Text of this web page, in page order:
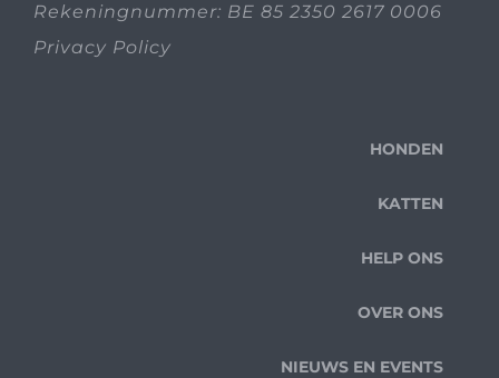
Rekeningnummer: BE 85 2350 2617 0006
Privacy Policy
HONDEN
KATTEN
HELP ONS
OVER ONS
NIEUWS EN EVENTS